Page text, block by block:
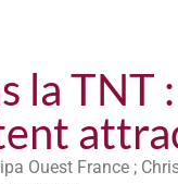
la TNT
Ouest France ;